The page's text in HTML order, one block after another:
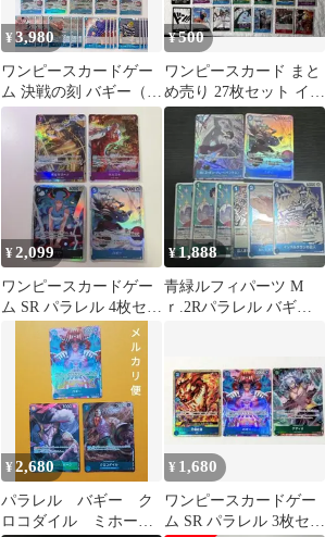
¥3,980
ワンピースカードゲー
ム 決戦の刻 バギー（パ
ラレル）他 素材青 まと
め売り
¥500
ワンピースカード まと
め売り 27枚セット イッ
ショウSR ルッチR 金縁
¥2,099
ワンピースカードゲー
ム SR パラレル 4枚セッ
¥1,888
青緑ルフィパーツ M
ｒ.2Rパラレル バギー
¥2,680
パラレル バギー ク
ロコダイル ミホー
¥ 1,680
ワンピースカードゲー
ム SR パラレル 3枚セッ